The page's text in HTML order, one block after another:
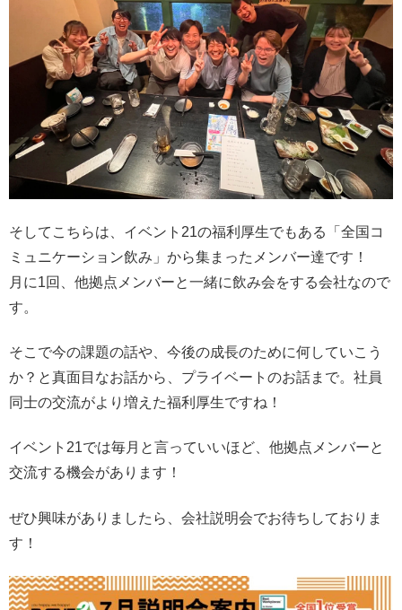
そしてこちらは、イベント21の福利厚生でもある「全国コ
ミュニケーション飲み」から集まったメンバー達です！
月に1回、他拠点メンバーと一緒に飲み会をする会社なので
す。
そこで今の課題の話や、今後の成長のために何していこう
か？と真面目なお話から、プライベートのお話まで。社員
同士の交流がより増えた福利厚生ですね！
イベント21では毎月と言っていいほど、他拠点メンバーと
交流する機会があります！
ぜひ興味がありましたら、会社説明会でお待ちしておりま
す！